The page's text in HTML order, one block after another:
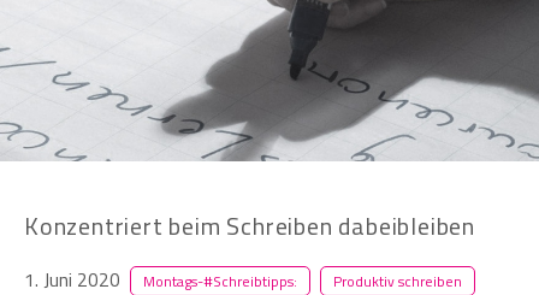
Konzentriert beim Schreiben dabeibleiben
1. Juni 2020 Montags-#Schreibtipps: Produktiv schreiben